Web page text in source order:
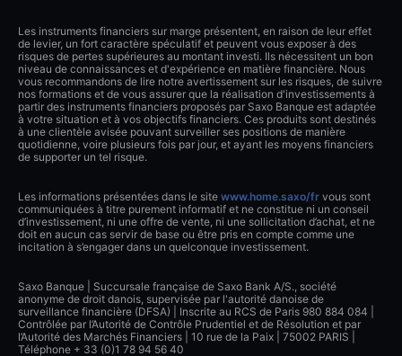
Les instruments financiers sur marge présentent, en raison de leur effet
de levier, un fort caractère spéculatif et peuvent vous exposer à des
risques de pertes supérieures au montant investi. Ils nécessitent un bon
niveau de connaissances et d'expérience en matière financière. Nous
vous recommandons de lire notre avertissement sur les risques, de suivre
nos formations et de vous assurer que la réalisation d'investissements à
partir des instruments financiers proposés par Saxo Banque est adaptée
à votre situation et à vos objectifs financiers. Ces produits sont destinés
à une clientèle avisée pouvant surveiller ses positions de manière
quotidienne, voire plusieurs fois par jour, et ayant les moyens financiers
de supporter un tel risque.
Les informations présentées dans le site www.home.saxo/fr vous sont
communiquées à titre purement informatif et ne constitue ni un conseil
d’investissement, ni une offre de vente, ni une sollicitation d’achat, et ne
doit en aucun cas servir de base ou être pris en compte comme une
incitation à s’engager dans un quelconque investissement.
Saxo Banque | Succursale française de Saxo Bank A/S., société
anonyme de droit danois, supervisée par l'autorité danoise de
surveillance financière (DFSA) | Inscrite au RCS de Paris 980 884 084 |
Contrôlée par l’Autorité de Contrôle Prudentiel et de Résolution et par
l’Autorité des Marchés Financiers | 10 rue de la Paix | 75002 PARIS |
Téléphone + 33 (0)1 78 94 56 40